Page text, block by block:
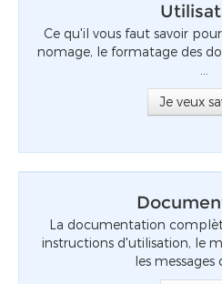
Ce qu'il vous faut savoir
nomage, le formatage des
Je veux
La documentation
instructions d'utilisation, le
les messages